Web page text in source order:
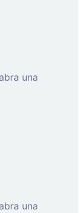
una
una